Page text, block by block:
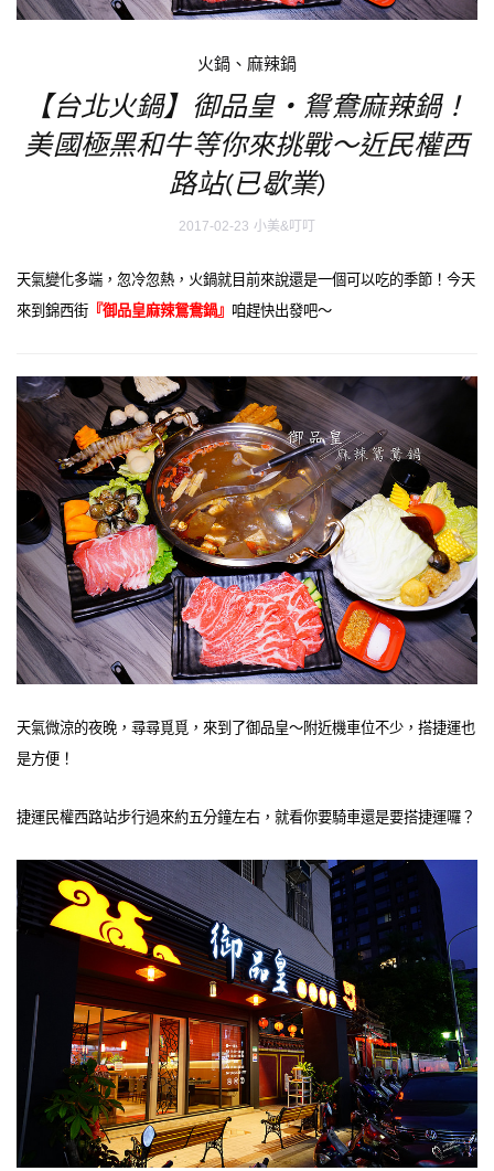
火鍋、麻辣鍋
【台北火鍋】御品皇‧鴛鴦麻辣鍋！
美國極黑和牛等你來挑戰～近民權西
路站(已歇業)
2017-02-23 小美&叮叮
天氣變化多端，忽冷忽熱，火鍋就目前來說還是一個可以吃的季節！今天
來到錦西街 『御品皇麻辣鴛鴦鍋』 咱趕快出發吧～
天氣微涼的夜晚，尋尋覓覓，來到了御品皇～附近機車位不少，搭捷運也
是方便！
捷運民權西路站步行過來約五分鐘左右，就看你要騎車還是要搭捷運囉？